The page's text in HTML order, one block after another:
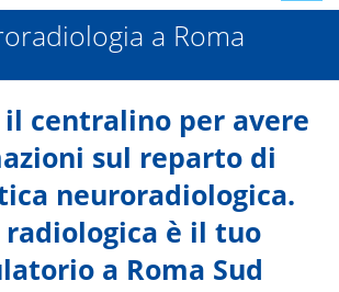
a Roma
centralino per avere
sul reparto di
neuroradiologica.
radiologica è il tuo
a Roma Sud